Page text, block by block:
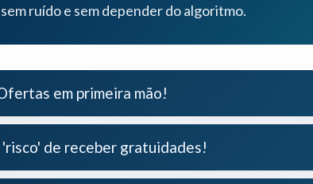
ruído e sem depender do algoritmo.
em primeira mão!
'risco' de receber gratuidades!